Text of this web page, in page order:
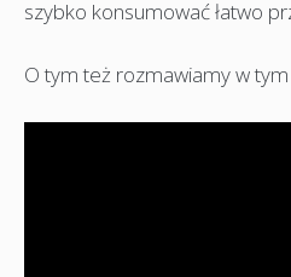
szybko konsumować łatwo
O tym też rozmawiamy w